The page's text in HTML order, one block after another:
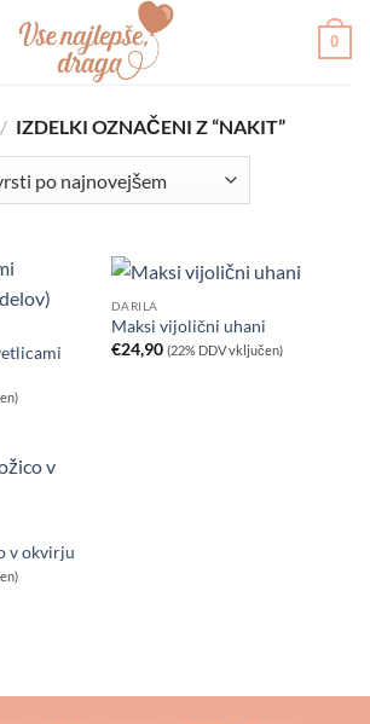
0
/ IZDELKI OZNAČENI Z “NAKIT”
DARILA
Maksi vijolični uhani
€24,90 (22% DDV vključen)
v okvirju